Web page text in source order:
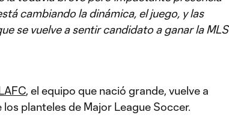
cambiando la dinámica, el juego, y las
se vuelve a sentir candidato a ganar la MLS
, el equipo que nació grande, vuelve a
planteles de Major League Soccer.